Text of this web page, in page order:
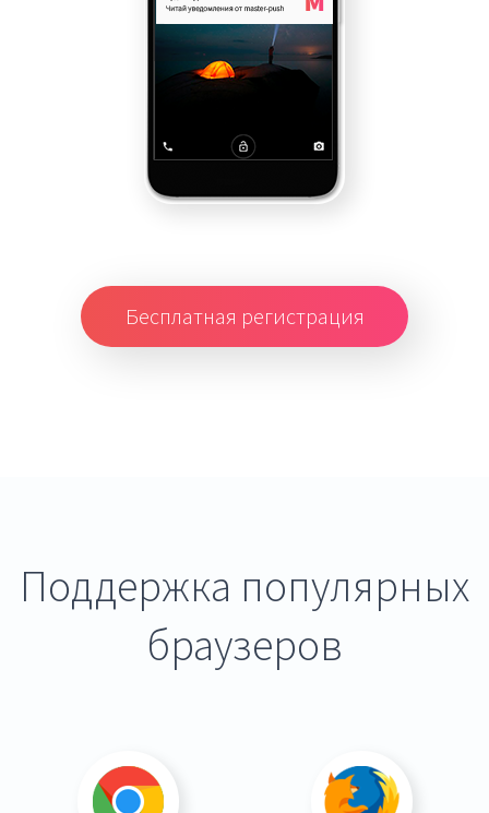
Бесплатная регистрация
Поддержка популярных
браузеров